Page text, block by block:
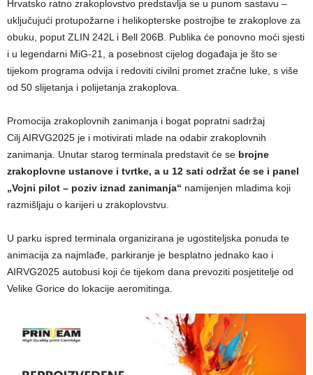
Hrvatsko ratno zrakoplovstvo predstavlja se u punom sastavu –
uključujući protupožarne i helikopterske postrojbe te zrakoplove za
obuku, poput ZLIN 242L i Bell 206B. Publika će ponovno moći sjesti
i u legendarni MiG-21, a posebnost cijelog događaja je što se
tijekom programa odvija i redoviti civilni promet zračne luke, s više
od 50 slijetanja i polijetanja zrakoplova.
Promocija zrakoplovnih zanimanja i bogat popratni sadržaj
Cilj AIRVG2025 je i motivirati mlade na odabir zrakoplovnih
zanimanja. Unutar starog terminala predstavit će se brojne
zrakoplovne ustanove i tvrtke, a u 12 sati održat će se i panel
„Vojni pilot – poziv iznad zanimanja“ namijenjen mladima koji
razmišljaju o karijeri u zrakoplovstvu.
U parku ispred terminala organizirana je ugostiteljska ponuda te
animacija za najmlađe, parkiranje je besplatno jednako kao i
AIRVG2025 autobusi koji će tijekom dana prevoziti posjetitelje od
Velike Gorice do lokacije aeromitinga.